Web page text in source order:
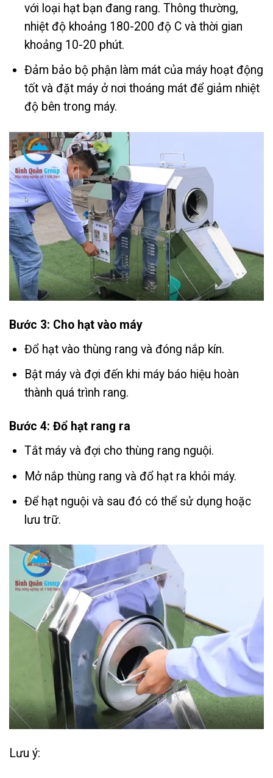
với loại hạt bạn đang rang. Thông thường,
nhiệt độ khoảng 180-200 độ C và thời gian
khoảng 10-20 phút.
Đảm bảo bộ phận làm mát của máy hoạt động
tốt và đặt máy ở nơi thoáng mát để giảm nhiệt
độ bên trong máy.
Bước 3: Cho hạt vào máy
Đổ hạt vào thùng rang và đóng nắp kín.
Bật máy và đợi đến khi máy báo hiệu hoàn
thành quá trình rang.
Bước 4: Đổ hạt rang ra
Tắt máy và đợi cho thùng rang nguội.
Mở nắp thùng rang và đổ hạt ra khỏi máy.
Để hạt nguội và sau đó có thể sử dụng hoặc
lưu trữ.
Lưu ý: